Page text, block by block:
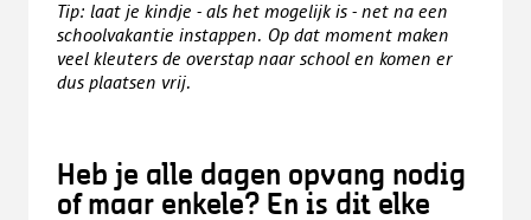
Tip: laat je kindje - als het mogelijk is - net na een
schoolvakantie instappen. Op dat moment maken
veel kleuters de overstap naar school en komen er
dus plaatsen vrij.
Heb je alle dagen opvang nodig
of maar enkele? En is dit elke